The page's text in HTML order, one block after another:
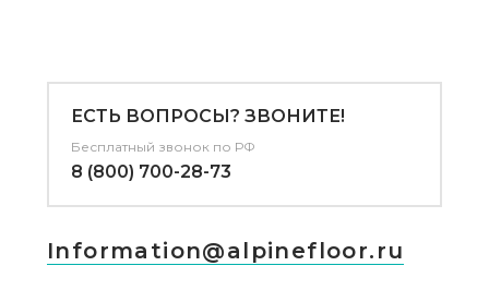
ЕСТЬ ВОПРОСЫ? ЗВОНИТЕ!
Бесплатный звонок по РФ
8 (800) 700-28-73
Information@alpinefloor.ru